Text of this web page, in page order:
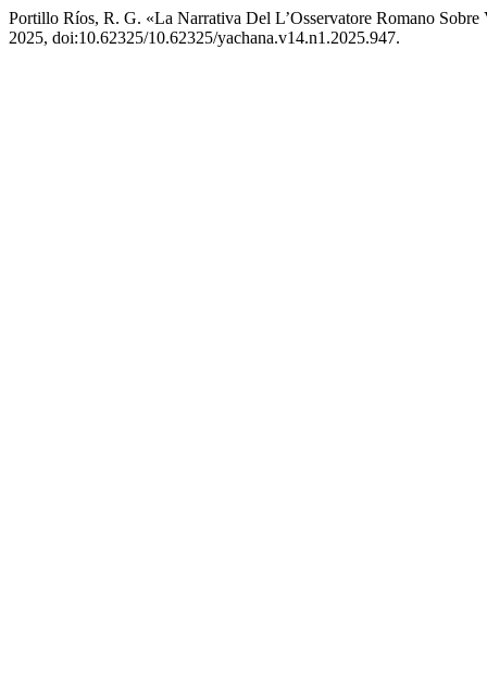
Portillo Ríos, R. G. «La Narrativa Del L’Osservatore Romano
2025, doi:10.62325/10.62325/yachana.v14.n1.2025.947.